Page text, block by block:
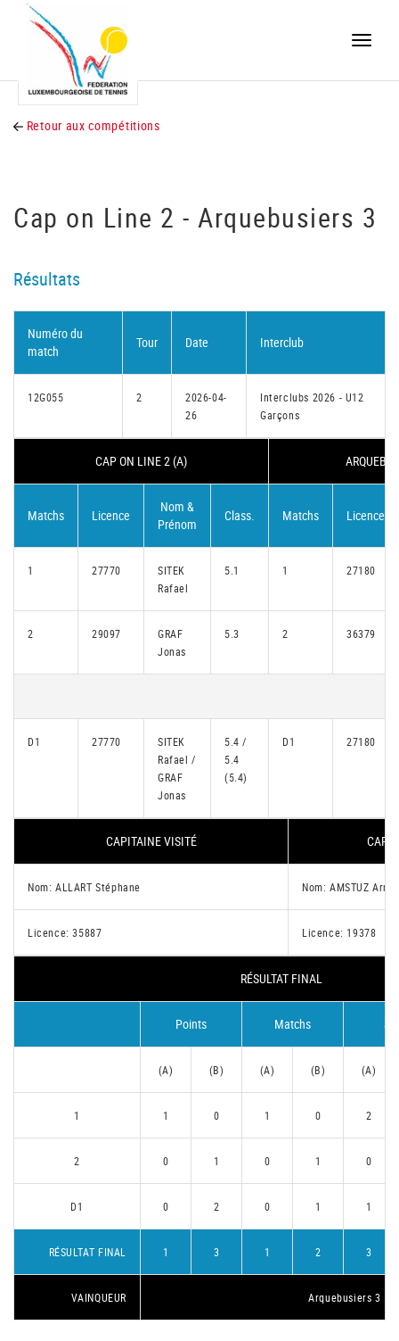
Toggle
Retour aux compétitions
Cap on Line 2 - Arquebusiers 3
Résultats
Numéro du
match
Tour Date Interclub
12G055 2
2026-04-
26
Interclubs 2026 - U12
Garçons
CAP ON LINE 2 (A)
Matchs Licence
Nom &
Prénom
Class. Matchs Licence
1 27770
SITEK
Rafael
5.1 1 27180
2 29097
GRAF
Jonas
5.3 2 36379
D1 27770
SITEK
Rafael /
GRAF
Jonas
5.4 /
5.4
(5.4)
D1 27180
CAPITAINE VISITÉ
Nom: ALLART Stéphane Nom: AMSTUZ
Licence: 35887 Licence: 19378
RÉSULTAT FINAL
Points Matchs
(A) (B) (A) (B) (A)
1 1 0 1 0 2
2 0 1 0 1 0
D1 0 2 0 1 1
RÉSULTAT FINAL 1 3 1 2 3
VAINQUEUR Arquebusiers 3